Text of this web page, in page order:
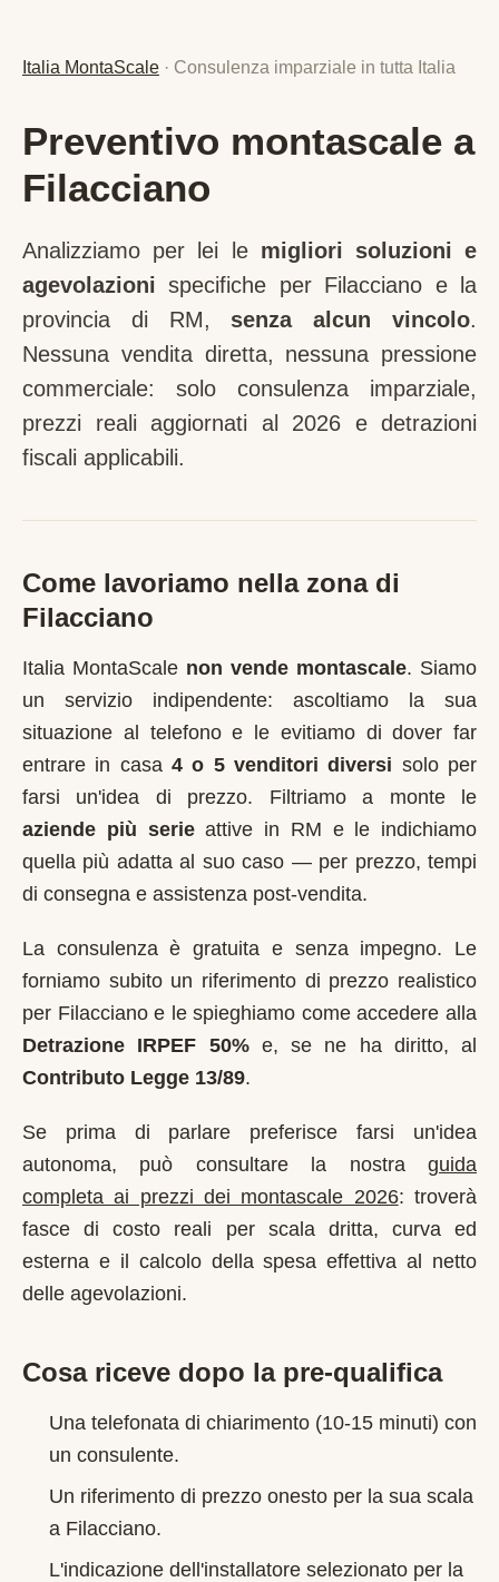
Italia MontaScale · Consulenza imparziale in tutta Italia
Preventivo montascale a
Filacciano
Analizziamo per lei le migliori soluzioni e
agevolazioni specifiche per Filacciano e la
provincia di RM, senza alcun vincolo.
Nessuna vendita diretta, nessuna pressione
commerciale: solo consulenza imparziale,
prezzi reali aggiornati al 2026 e detrazioni
fiscali applicabili.
Come lavoriamo nella zona di
Filacciano
Italia MontaScale non vende montascale. Siamo
un servizio indipendente: ascoltiamo la sua
situazione al telefono e le evitiamo di dover far
entrare in casa 4 o 5 venditori diversi solo per
farsi un'idea di prezzo. Filtriamo a monte le
aziende più serieattive in RM e le indichiamo
quella più adatta al suo caso — per prezzo, tempi
di consegna e assistenza post-vendita.
La consulenza è gratuita e senza impegno. Le
forniamo subito un riferimento di prezzo realistico
per Filaccianoe le spieghiamo come accedere alla
Detrazione IRPEF 50%e, se ne ha diritto, al
Contributo Legge 13/89.
Se prima di parlare preferisce farsi un'idea
autonoma, può consultare la nostra
guida
completa ai prezzi dei montascale 2026: troverà
fasce di costo reali per scala dritta, curva ed
esterna e il calcolo della spesa effettiva al netto
delle agevolazioni.
Cosa riceve dopo la pre-qualifica
Una telefonata di chiarimento (10-15 minuti) con
un consulente.
Un riferimento di prezzo onesto per la sua scala
a Filacciano.
L'indicazione dell'installatore selezionato per la